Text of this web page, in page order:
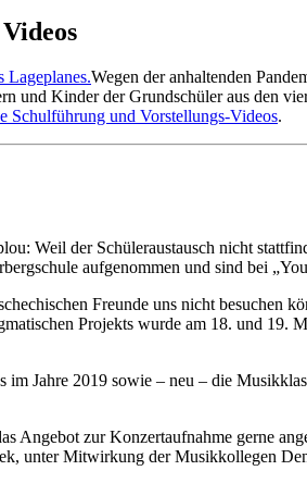
Wegen der anhaltenden
und Kinder der Grundschüler aus den
Schulführung und Vorstellungs-Videos.
Weil der Schüleraustausch nicht
aufgenommen und sind bei
Freunde uns nicht besuchen
Projekts wurde am 18. und
Jahre 2019 sowie – neu – die
Angebot zur Konzertaufnahme gerne
unter Mitwirkung der Musikkollegen